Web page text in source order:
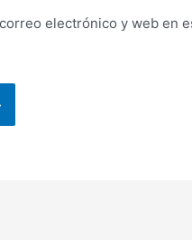
electrónico y web en